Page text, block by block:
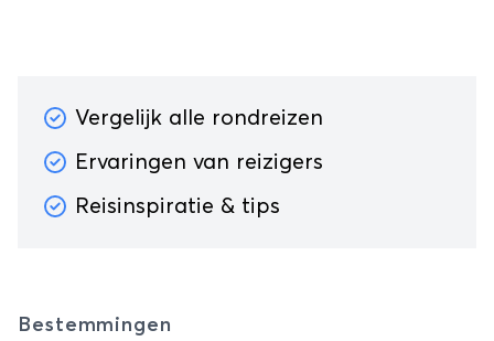
Vergelijk alle rondreizen
Ervaringen van reizigers
Reisinspiratie & tips
Bestemmingen